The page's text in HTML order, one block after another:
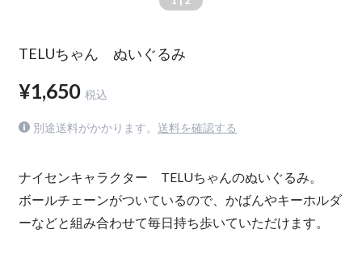
TELUちゃん ぬいぐるみ
¥1,650 税込
別途送料がかかります。 送料を確認する
ナイセンキャラクター TELUちゃんのぬいぐるみ。
ボールチェーンがついているので、かばんやキーホルダ
ーなどと組み合わせて毎日持ち歩いていただけます。